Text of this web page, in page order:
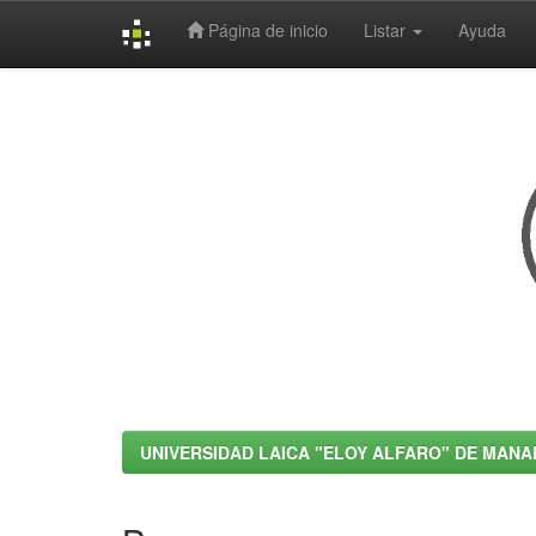
Página de inicio Listar Ayuda
UNIVERSIDAD LAICA "ELOY ALFARO" DE